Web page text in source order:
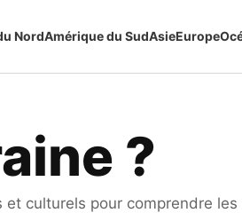
NordAmérique du SudAsieEurope
?
culturels pour comprendre